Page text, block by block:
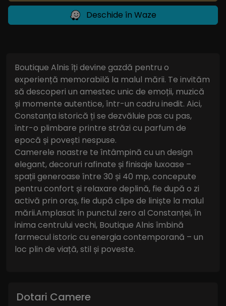
Deschide în Waze
Boutique Alnis îți devine gazdă pentru o
experiență memorabilă la malul mării. Te invităm
să descoperi un amestec unic de emoții, muzică
și momente autentice, într-un cadru inedit. Aici,
Constanța istorică ți se dezvăluie pas cu pas,
într-o plimbare printre străzi cu parfum de
epocă și povești nespuse.
Camerele noastre te întâmpină cu un design
elegant, decoruri rafinate și finisaje luxoase –
spații generoase între 30 și 40 mp, concepute
pentru confort și relaxare deplină, fie după o zi
activă prin oraș, fie după clipe de liniște la malul
mării.Amplasat în punctul zero al Constanței, în
inima centrului vechi, Boutique Alnis îmbină
farmecul istoric cu energia contemporană – un
loc plin de viață, stil și poveste.
Dotari Camere